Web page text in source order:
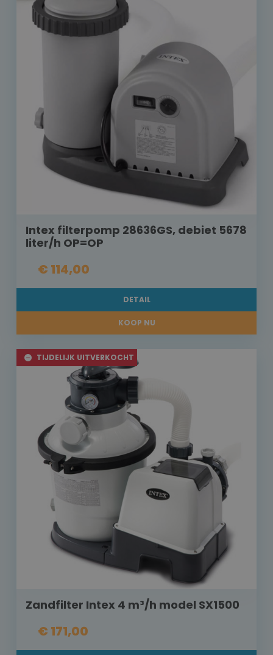
Intex filterpomp 28636GS, debiet 5678
liter/h OP=OP
€ 114,00
DETAIL
KOOP NU
TIJDELIJK UITVERKOCHT
Zandfilter Intex 4 m³/h model SX1500
€ 171,00